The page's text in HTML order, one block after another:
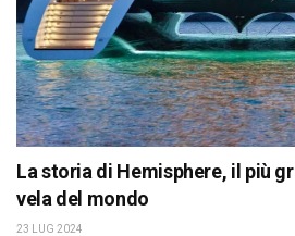
La storia di Hemisphere, il più
vela del mondo
23 LUG 2024